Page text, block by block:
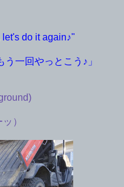
do it again♪"
一回やっとこう♪」
）